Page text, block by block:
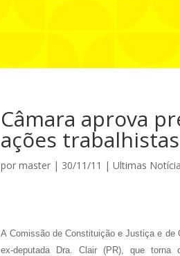
Câmara aprova
ações trabalhistas
pormaster | 30/11/11 |Ultimas
A Comissão de Constituição e Justiça e de
ex-deputada Dra. Clair (PR), que